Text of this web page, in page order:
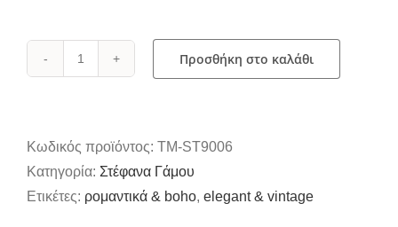
γάμου
"Belo"
με
Προσθήκη στο καλάθι
Κωδικός προϊόντος: TM-ST9006
Κατηγορία: Στέφανα Γάμου
Ετικέτες: ρομαντικά & boho, elegant & vintage